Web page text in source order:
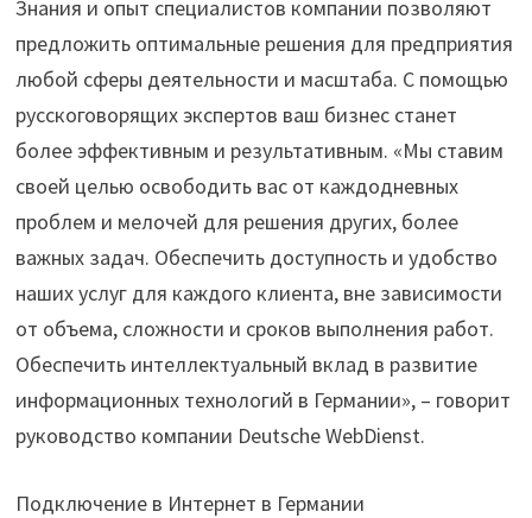
Знания и опыт специалистов компании позволяют
предложить оптимальные решения для предприятия
любой сферы деятельности и масштаба. С помощью
русскоговорящих экспертов ваш бизнес станет
более эффективным и результативным. «Мы ставим
своей целью освободить вас от каждодневных
проблем и мелочей для решения других, более
важных задач. Обеспечить доступность и удобство
наших услуг для каждого клиента, вне зависимости
от объема, сложности и сроков выполнения работ.
Обеспечить интеллектуальный вклад в развитие
информационных технологий в Германии», – говорит
руководство компании Deutsche WebDienst.
Подключение в Интернет в Германии